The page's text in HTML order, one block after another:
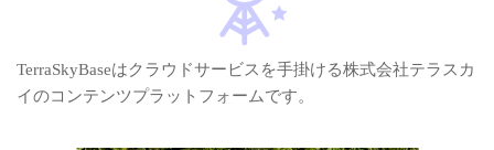
TerraSkyBaseはクラウドサービスを手掛ける株式会社テラスカ
イのコンテンツプラットフォームです。